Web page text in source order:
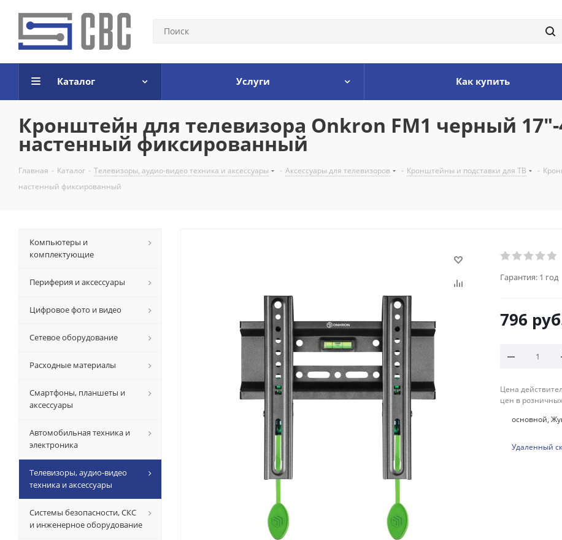
Каталог Услуги Как купить
Кронштейн для телевизора Onkron FM1 черный 17"-
настенный фиксированный
Главная - Каталог - Телевизоры, аудио-видео техника и аксессуары - Аксессуары для телевизоров - Кронштейны и подставки для ТВ -
настенный фиксированный
Гарантия: 1 год
796
Цена
цен в
основной,
Удаленный
Компьютеры и
комплектующие
Периферия и аксессуары
Цифровое фото и видео
Сетевое оборудование
Расходные материалы
Смартфоны, планшеты и
аксессуары
Автомобильная техника и
электроника
Телевизоры, аудио-видео
техника и аксессуары
Системы безопасности, СКС
и инженерное оборудование